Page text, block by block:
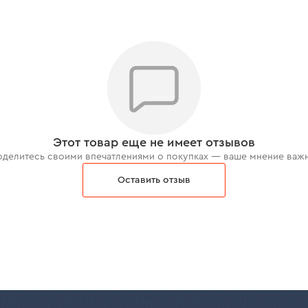
Этот товар еще не имеет отзывов
своими впечатлениями о покупках — ваше мнение
Оставить отзыв